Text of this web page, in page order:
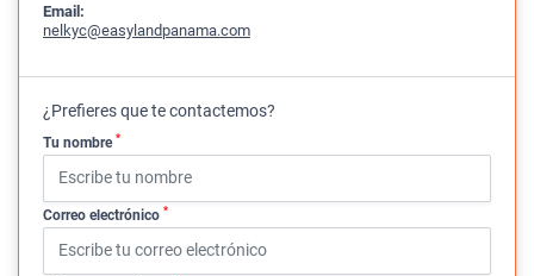
Email:
nelkyc@easylandpanama.com
¿Prefieres que te contactemos?
Tu nombre *
Correo electrónico *